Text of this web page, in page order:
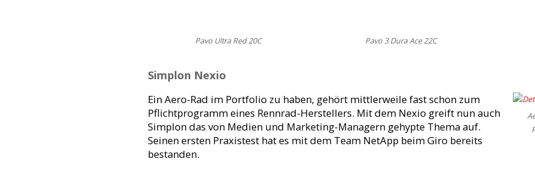
Pavo Ultra Red 20C Pavo 3 Dura Ace 22C
Simplon Nexio
Ein Aero-Rad im Portfolio zu haben, gehört mittlerweile fast schon zum
Pflichtprogramm eines Rennrad-Herstellers. Mit dem Nexio greift nun auch
Simplon das von Medien und Marketing-Managern gehypte Thema auf.
Seinen ersten Praxistest hat es mit dem Team NetApp beim Giro bereits
bestanden.